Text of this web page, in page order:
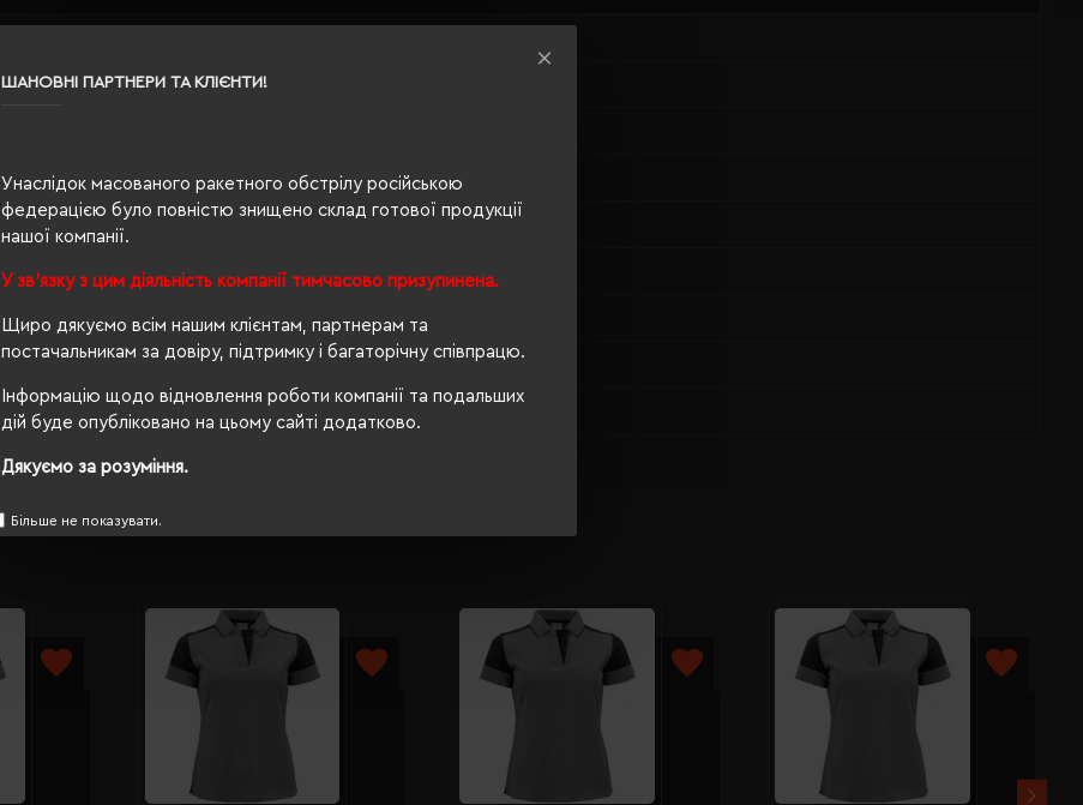
ШАНОВНІ ПАРТНЕРИ ТА КЛІЄНТИ!
Унаслідок масованого ракетного обстрілу російською
федерацією було повністю знищено склад готової продукції
нашої компанії.
У зв'язку з цим діяльність компанії тимчасово призупинена.
Щиро дякуємо всім нашим клієнтам, партнерам та
постачальникам за довіру, підтримку і багаторічну співпрацю.
Інформацію щодо відновлення роботи компанії та подальших
дій буде опубліковано на цьому сайті додатково.
Дякуємо за розуміння.
Більше не показувати.
сірий меланж/кобальт
85% бавовна, 15% віскоза
жіноча
приталений
OEKO-TEX® Standard 100, PETA-Approved Vegan